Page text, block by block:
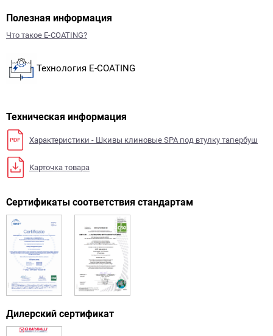
Полезная информация
Что такое E-COATING?
Технология E-COATING
Техническая информация
Характеристики - Шкивы клиновые SPA под втулку тапербуш
Карточка товара
Сертификаты соответствия стандартам
Дилерский сертификат